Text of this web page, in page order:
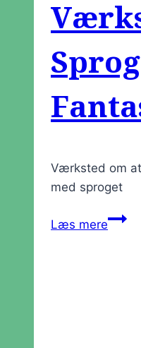
Værksted om
med sproget
Læs mere